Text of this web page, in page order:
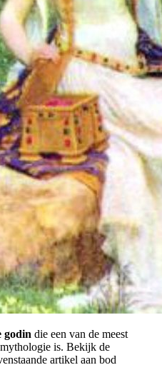
godin die een van de meest
is. Bekijk de
artikel aan bod